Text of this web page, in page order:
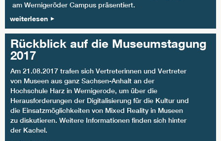
am Wernigeröder Campus präsentiert.
weiterlesen
Rückblick auf die Museumstagung
2017
Am 21.08.2017 trafen sich Vertreterinnen und Vertreter
von Museen aus ganz Sachsen-Anhalt an der
Hochschule Harz in Wernigerode, um über die
Herausforderungen der Digitalisierung für die Kultur und
die Einsatzmöglichkeiten von Mixed Reality in Museen
zu diskutieren. Weitere Informationen finden sich hinter
der Kachel.